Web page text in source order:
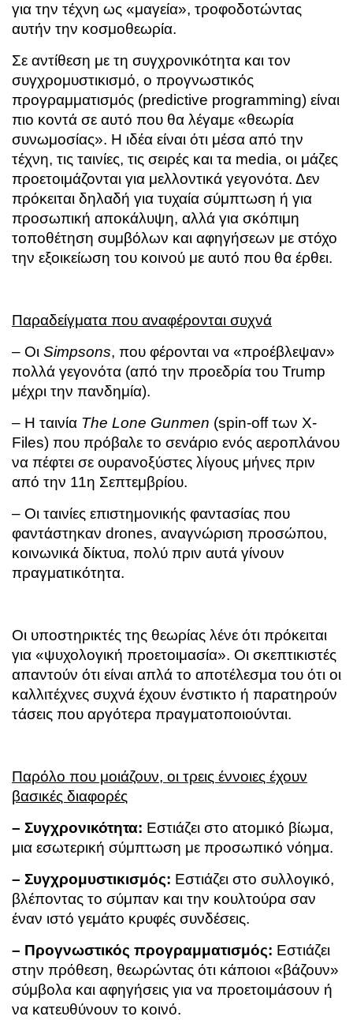
για την τέχνη ως «μαγεία», τροφοδοτώντας
αυτήν την κοσμοθεωρία.
Σε αντίθεση με τη συγχρονικότητα και τον
συγχρομυστικισμό, ο προγνωστικός
προγραμματισμός (predictive programming) είναι
πιο κοντά σε αυτό που θα λέγαμε «θεωρία
συνωμοσίας». Η ιδέα είναι ότι μέσα από την
τέχνη, τις ταινίες, τις σειρές και τα media, οι μάζες
προετοιμάζονται για μελλοντικά γεγονότα. Δεν
πρόκειται δηλαδή για τυχαία σύμπτωση ή για
προσωπική αποκάλυψη, αλλά για σκόπιμη
τοποθέτηση συμβόλων και αφηγήσεων με στόχο
την εξοικείωση του κοινού με αυτό που θα έρθει.
Παραδείγματα που αναφέρονται συχνά
– Οι Simpsons, που φέρονται να «προέβλεψαν»
πολλά γεγονότα (από την προεδρία του Trump
μέχρι την πανδημία).
– Η ταινία The Lone Gunmen (spin-off των X-
Files) που πρόβαλε το σενάριο ενός αεροπλάνου
να πέφτει σε ουρανοξύστες λίγους μήνες πριν
από την 11η Σεπτεμβρίου.
– Οι ταινίες επιστημονικής φαντασίας που
φαντάστηκαν drones, αναγνώριση προσώπου,
κοινωνικά δίκτυα, πολύ πριν αυτά γίνουν
πραγματικότητα.
Οι υποστηρικτές της θεωρίας λένε ότι πρόκειται
για «ψυχολογική προετοιμασία». Οι σκεπτικιστές
απαντούν ότι είναι απλά το αποτέλεσμα του ότι οι
καλλιτέχνες συχνά έχουν ένστικτο ή παρατηρούν
τάσεις που αργότερα πραγματοποιούνται.
Παρόλο που μοιάζουν, οι τρεις έννοιες έχουν
βασικές διαφορές
– Συγχρονικότητα: Εστιάζει στο ατομικό βίωμα,
μια εσωτερική σύμπτωση με προσωπικό νόημα.
– Συγχρομυστικισμός: Εστιάζει στο συλλογικό,
βλέποντας το σύμπαν και την κουλτούρα σαν
έναν ιστό γεμάτο κρυφές συνδέσεις.
– Προγνωστικός προγραμματισμός: Εστιάζει
στην πρόθεση, θεωρώντας ότι κάποιοι «βάζουν»
σύμβολα και αφηγήσεις για να προετοιμάσουν ή
να κατευθύνουν το κοινό.